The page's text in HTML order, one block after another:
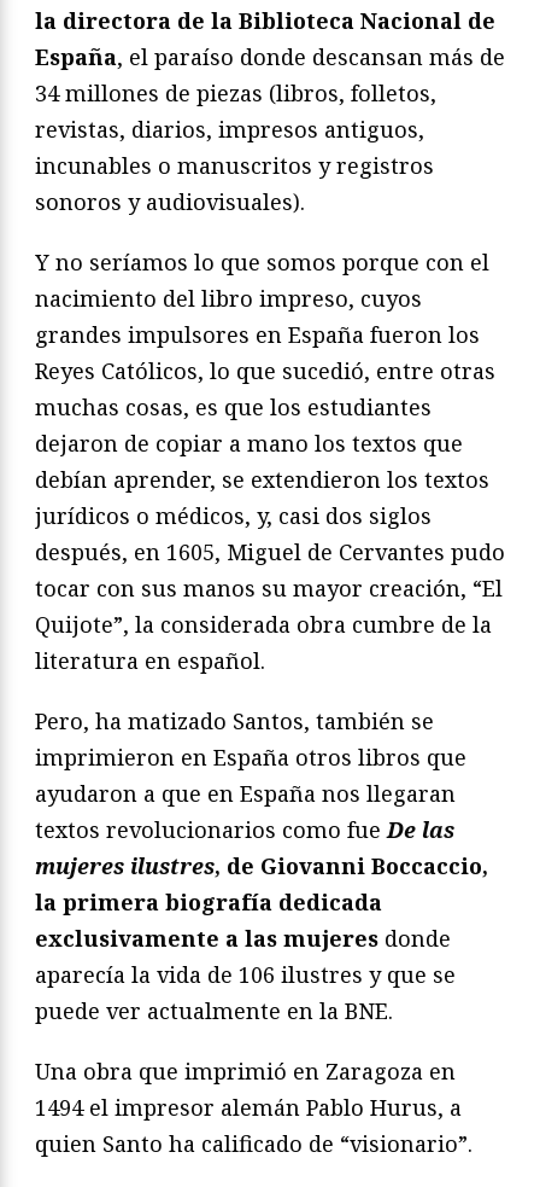
la directora de la Biblioteca Nacional de
España, el paraíso donde descansan más de
34 millones de piezas (libros, folletos,
revistas, diarios, impresos antiguos,
incunables o manuscritos y registros
sonoros y audiovisuales).
Y no seríamos lo que somos porque con el
nacimiento del libro impreso, cuyos
grandes impulsores en España fueron los
Reyes Católicos, lo que sucedió, entre otras
muchas cosas, es que los estudiantes
dejaron de copiar a mano los textos que
debían aprender, se extendieron los textos
jurídicos o médicos, y, casi dos siglos
después, en 1605, Miguel de Cervantes pudo
tocar con sus manos su mayor creación, “El
Quijote”, la considerada obra cumbre de la
literatura en español.
Pero, ha matizado Santos, también se
imprimieron en España otros libros que
ayudaron a que en España nos llegaran
textos revolucionarios como fue De las
mujeres ilustres, de Giovanni Boccaccio,
la primera biografía dedicada
exclusivamente a las mujeres donde
aparecía la vida de 106 ilustres y que se
puede ver actualmente en la BNE.
Una obra que imprimió en Zaragoza en
1494 el impresor alemán Pablo Hurus, a
quien Santo ha calificado de “visionario”.